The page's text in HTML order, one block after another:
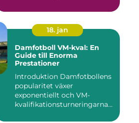
18. jan
Damfotboll VM-kval: En
Guide till Enorma
Prestationer
Introduktion Damfotbollens
popularitet växer
exponentiellt och VM-
kvalifikationsturneringarna